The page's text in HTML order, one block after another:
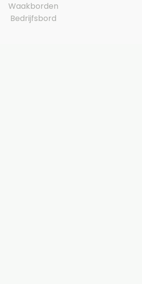
Waakborden
Bedrijfsbord